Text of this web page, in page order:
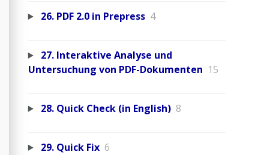
26. PDF 2.0 in Prepress 4
27. Interaktive Analyse und
Untersuchung von PDF-Dokumenten 15
28. Quick Check (in English) 8
29. Quick Fix 6